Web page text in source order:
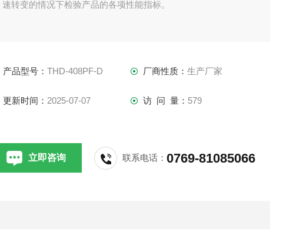
速转变的情况下检验产品的各项性能指标。
产品型号：THD-408PF-D 厂商性质： 生产厂家
更新时间： 2025-07-07 访 问 量： 579
立即咨询 联系电话：0769-81085066